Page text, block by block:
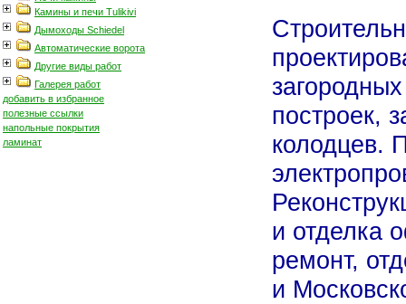
построек,
колодцев.
и отделка
ремонт,
и